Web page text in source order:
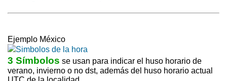
Ejemplo México
3 Símbolos se usan para indicar el huso horario de
verano, invierno o no dst, además del huso horario actual